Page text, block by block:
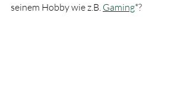
seinem Hobby wie z.B. Gaming*?